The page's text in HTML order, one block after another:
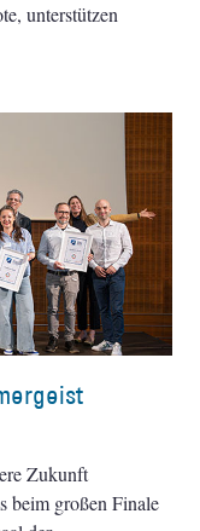
unterstützen
Zukunft
beim großen Finale